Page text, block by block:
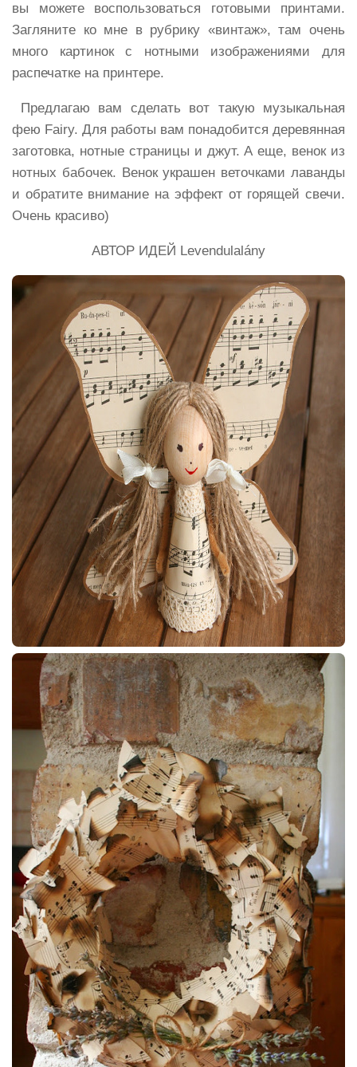
вы можете воспользоваться готовыми принтами.
Загляните ко мне в рубрику «винтаж», там очень
много картинок с нотными изображениями для
распечатке на принтере.
Предлагаю вам сделать вот такую музыкальная
фею Fairy. Для работы вам понадобится деревянная
заготовка, нотные страницы и джут. А еще, венок из
нотных бабочек. Венок украшен веточками лаванды
и обратите внимание на эффект от горящей свечи.
Очень красиво)
АВТОР ИДЕЙ Levendulalány